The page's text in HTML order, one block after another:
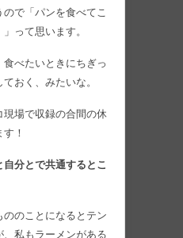
で「パンを食べてこ
って思います。
食べたいときにちぎっ
おく、みたいな。
現場で収録の合間の休
！
分とで共通するとこ
ののことになるとテン
私もラーメンがある